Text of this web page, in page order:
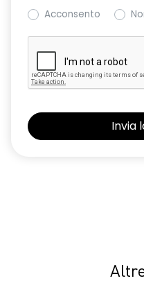
Acconsento